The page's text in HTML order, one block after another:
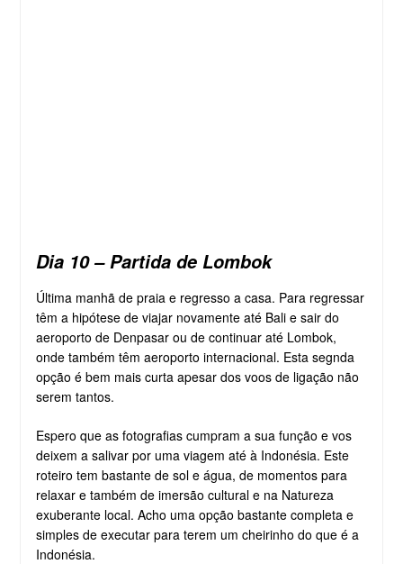
Dia 10 – Partida de Lombok
Última manhã de praia e regresso a casa. Para regressar
têm a hipótese de viajar novamente até Bali e sair do
aeroporto de Denpasar ou de continuar até Lombok,
onde também têm aeroporto internacional. Esta segnda
opção é bem mais curta apesar dos voos de ligação não
serem tantos.
Espero que as fotografias cumpram a sua função e vos
deixem a salivar por uma viagem até à Indonésia. Este
roteiro tem bastante de sol e água, de momentos para
relaxar e também de imersão cultural e na Natureza
exuberante local. Acho uma opção bastante completa e
simples de executar para terem um cheirinho do que é a
Indonésia.